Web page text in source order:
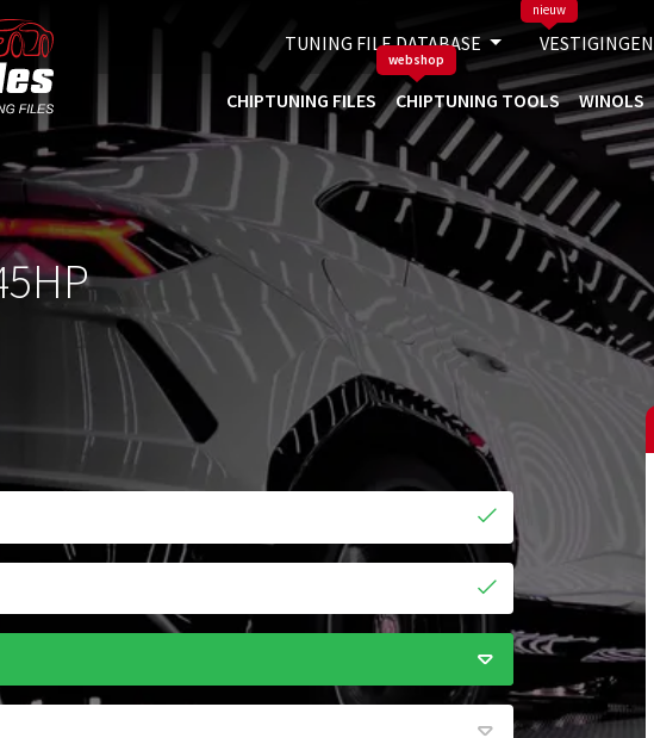
TUNING FILE DATABASE VESTIGINGEN
nieuw
CHIPTUNING FILES CHIPTUNING TOOLS
webshop
WINOLS